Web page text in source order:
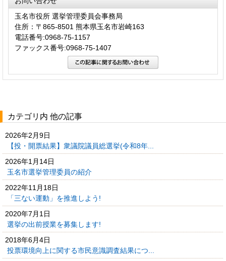
玉名市役所 選挙管理委員会事務局
住所：〒865-8501 熊本県玉名市岩崎163
電話番号:0968-75-1157
ファックス番号:0968-75-1407
カテゴリ内 他の記事
2026年2月9日
【投・開票結果】衆議院議員総選挙(令和8年...
2026年1月14日
玉名市選挙管理委員の紹介
2022年11月18日
「三ない運動」を推進しよう!
2020年7月1日
選挙の出前授業を募集します!
2018年6月4日
投票環境向上に関する市民意識調査結果につ...